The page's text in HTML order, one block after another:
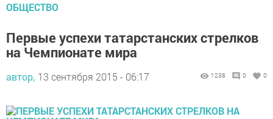
ОБЩЕСТВО
Первые успехи татарстанских стрелков
на Чемпионате мира
автор, 13 сентября 2015 - 06:17 1238 0 0